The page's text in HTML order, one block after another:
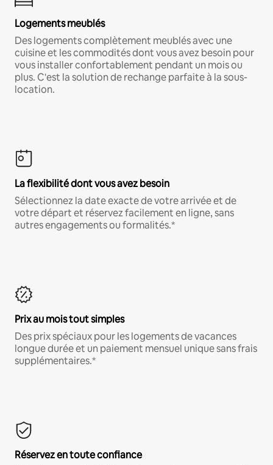
Logements meublés
Des logements complètement meublés avec une
cuisine et les commodités dont vous avez besoin pour
vous installer confortablement pendant un mois ou
plus. C'est la solution de rechange parfaite à la sous-
location.
La flexibilité dont vous avez besoin
Sélectionnez la date exacte de votre arrivée et de
votre départ et réservez facilement en ligne, sans
autres engagements ou formalités.*
Prix au mois tout simples
Des prix spéciaux pour les logements de vacances
longue durée et un paiement mensuel unique sans frais
supplémentaires.*
Réservez en toute confiance